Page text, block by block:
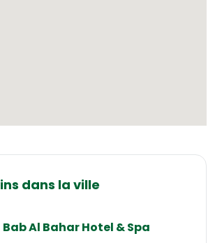
dans la ville
Bab Al Bahar Hotel & Spa